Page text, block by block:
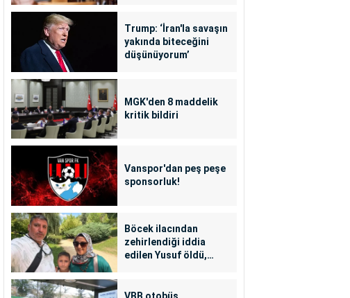
Trump: ‘İran'la savaşın
yakında biteceğini
düşünüyorum’
MGK'den 8 maddelik
kritik bildiri
Vanspor'dan peş peşe
sponsorluk!
Böcek ilacından
zehirlendiği iddia
edilen Yusuf öldü,
VBB otobüs